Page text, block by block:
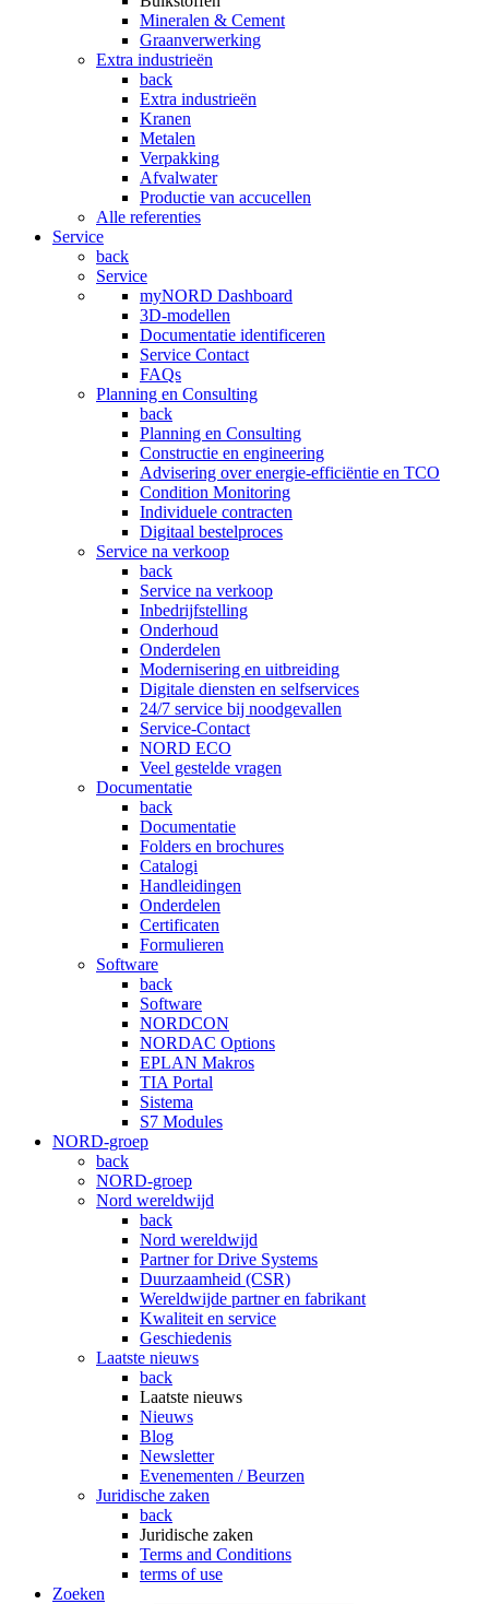
Mineralen & Cement
Graanverwerking
Extra industrieën
back
Extra industrieën
Kranen
Metalen
Verpakking
Afvalwater
Productie van accucellen
Alle referenties
Service
back
Service
myNORD Dashboard
3D-modellen
Documentatie identificeren
Service Contact
FAQs
Planning en Consulting
back
Planning en Consulting
Constructie en engineering
Advisering over energie-efficiëntie en TCO
Condition Monitoring
Individuele contracten
Digitaal bestelproces
Service na verkoop
back
Service na verkoop
Inbedrijfstelling
Onderhoud
Onderdelen
Modernisering en uitbreiding
Digitale diensten en selfservices
24/7 service bij noodgevallen
Service-Contact
NORD ECO
Veel gestelde vragen
Documentatie
back
Documentatie
Folders en brochures
Catalogi
Handleidingen
Onderdelen
Certificaten
Formulieren
Software
back
Software
NORDCON
NORDAC Options
EPLAN Makros
TIA Portal
Sistema
S7 Modules
NORD-groep
back
NORD-groep
Nord wereldwijd
back
Nord wereldwijd
Partner for Drive Systems
Duurzaamheid (CSR)
Wereldwijde partner en fabrikant
Kwaliteit en service
Geschiedenis
Laatste nieuws
back
Laatste nieuws
Nieuws
Blog
Newsletter
Evenementen / Beurzen
Juridische zaken
back
Juridische zaken
Terms and Conditions
terms of use
Zoeken